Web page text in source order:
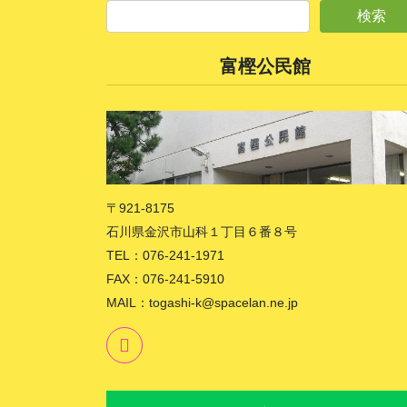
富樫公民館
〒921-8175
石川県金沢市山科１丁目６番８号
TEL：076-241-1971
FAX：076-241-5910
MAIL：togashi-k@spacelan.ne.jp